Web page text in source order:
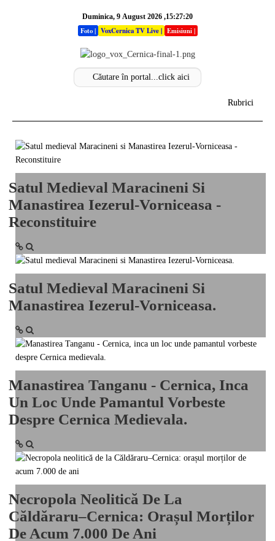
Duminica, 9 August 2026 ,15:27:20
Foto| VoxCernica TV Live | Emisiuni |
Rubrici
Stiri
Sectiuni
Opinii
National
TV-Foto-Video
Evenimente
Forum
Harta
Satul Medieval Maracineni Si
Manastirea Iezerul-Vorniceasa -
Reconstituire
Satul Medieval Maracineni Si
Manastirea Iezerul-Vorniceasa.
Manastirea Tanganu - Cernica, Inca
Un Loc Unde Pamantul Vorbeste
Despre Cernica Medievala.
Necropola Neolitică De La
Căldăraru–Cernica: Orașul Morților
De Acum 7.000 De Ani